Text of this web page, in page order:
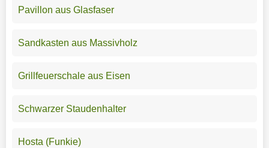
Pavillon aus Glasfaser
Sandkasten aus Massivholz
Grillfeuerschale aus Eisen
Schwarzer Staudenhalter
Hosta (Funkie)